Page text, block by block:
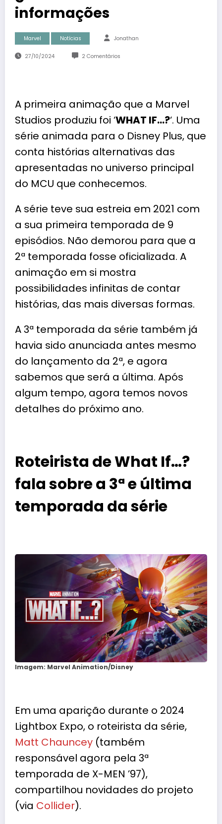
informações
Marvel Notícias Jonathan
27/10/2024 2 Comentários
A primeira animação que a Marvel
Studios produziu foi ‘WHAT IF…?‘. Uma
série animada para o Disney Plus, que
conta histórias alternativas das
apresentadas no universo principal
do MCU que conhecemos.
A série teve sua estreia em 2021 com
a sua primeira temporada de 9
episódios. Não demorou para que a
2ª temporada fosse oficializada. A
animação em si mostra
possibilidades infinitas de contar
histórias, das mais diversas formas.
A 3ª temporada da série também já
havia sido anunciada antes mesmo
do lançamento da 2ª, e agora
sabemos que será a última. Após
algum tempo, agora temos novos
detalhes do próximo ano.
Roteirista de What If…?
fala sobre a 3ª e última
temporada da série
Imagem: Marvel Animation/Disney
Em uma aparição durante o 2024
Lightbox Expo, o roteirista da série,
Matt Chauncey (também
responsável agora pela 3ª
temporada de X-MEN ’97),
compartilhou novidades do projeto
(via Collider).